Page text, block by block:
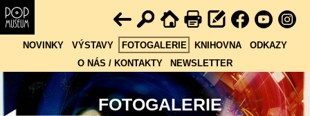
NOVINKY VÝSTAVY FOTOGALERIE KNIHOVNA
ODKAZY
O NÁS / KONTAKTY
NEWSLETTER
FOTOGALERIE